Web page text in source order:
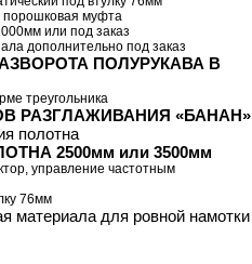
порошковая муфта
или под заказ
дополнительно под заказ
ПОЛУРУКАВА В
треугольника
РАЗГЛАЖИВАНИЯ «БАНАН»
полотна
2500мм или 3500мм
управление частотным
76мм
материала для ровной намотки